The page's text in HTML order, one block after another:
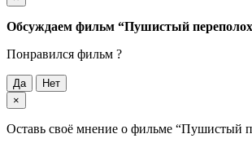
Обсуждаем фильм “Пушистый
Понравился фильм ?
Да
Нет
×
Оставь своё мнение о фильме “Пушистый